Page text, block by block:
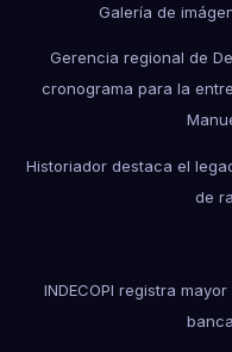
Galería de
Gerencia regional de
cronograma para la
Historiador destaca el
de
INDECOPI registra